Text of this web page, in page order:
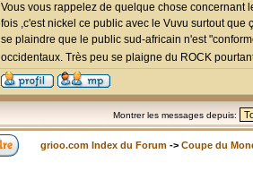
Vous vous rappelez de quelque chose concernant
fois ,c'est nickel ce public avec le Vuvu surtout que
se plaindre que le public sud-africain n'est
occidentaux. Très peu se plaigne du ROCK
Montrer les messages depuis:
grioo.com Index du Forum -> Coupe du